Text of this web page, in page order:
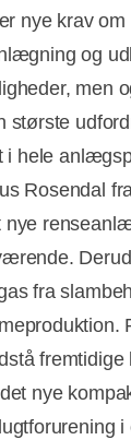
nye krav
og
men
største
i hele
Rosendal
nye
fra
det nye